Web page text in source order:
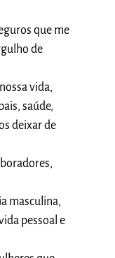
que me
de
vida,
saúde,
deixar de
masculina,
pessoal e